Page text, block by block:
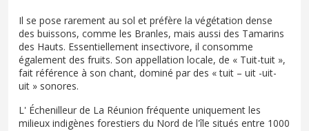
Il se pose rarement au sol et préfère la végétation dense
des buissons, comme les Branles, mais aussi des Tamarins
des Hauts. Essentiellement insectivore, il consomme
également des fruits. Son appellation locale, de « Tuit-tuit »,
fait référence à son chant, dominé par des « tuit – uit -uit-
uit » sonores.
L' Échenilleur de La Réunion fréquente uniquement les
milieux indigènes forestiers du Nord de l'île situés entre 1000